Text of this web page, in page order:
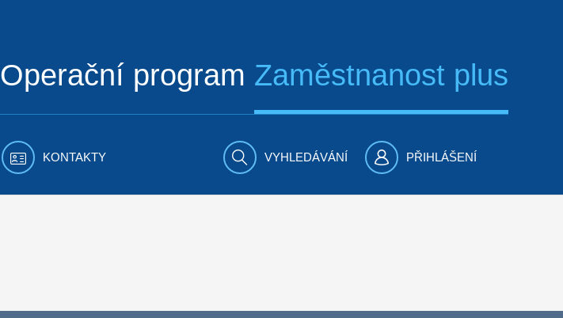
Operační program Zaměstnanost plus
KONTAKTY VYHLEDÁVÁNÍ PŘIHLÁŠENÍ